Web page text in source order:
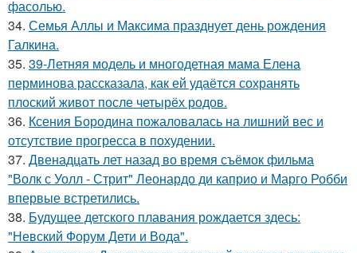
фасолью.
34. Семья Аллы и Максима празднует день рождения
Галкина.
35. 39-Летняя модель и многодетная мама Елена
перминова рассказала, как ей удаётся сохранять
плоский живот после четырёх родов.
36. Ксения Бородина пожаловалась на лишний вес и
отсутствие прогресса в похудении.
37. Двенадцать лет назад во время съёмок фильма
"Волк с Уолл - Стрит" Леонардо ди каприо и Марго Робби
впервые встретились.
38. Будущее детского плавания рождается здесь:
"Невский Форум Дети и Вода".